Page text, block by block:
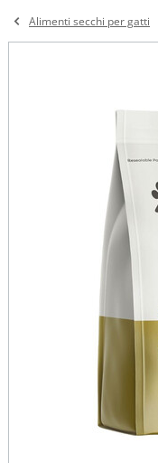
Alimenti secchi per gatti